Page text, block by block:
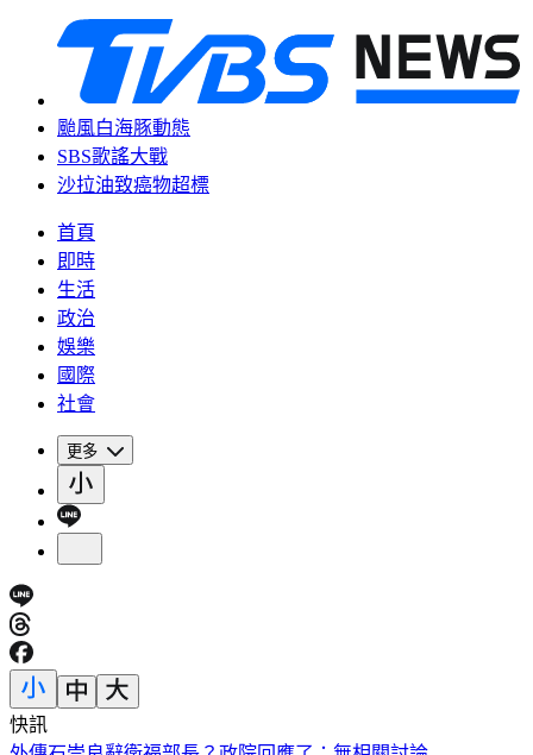
颱風白海豚動態
SBS歌謠大戰
沙拉油致癌物超標
首頁
即時
生活
政治
娛樂
國際
社會
更多
快訊